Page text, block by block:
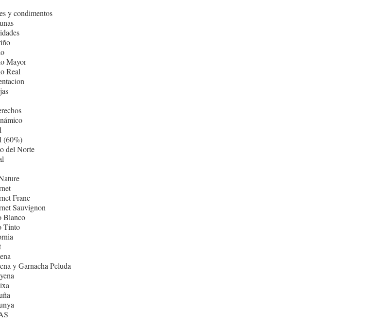
y condimentos
Mayor
Real
(60%)
del Norte
Franc
Sauvignon
Blanco
Tinto
y Garnacha Peluda